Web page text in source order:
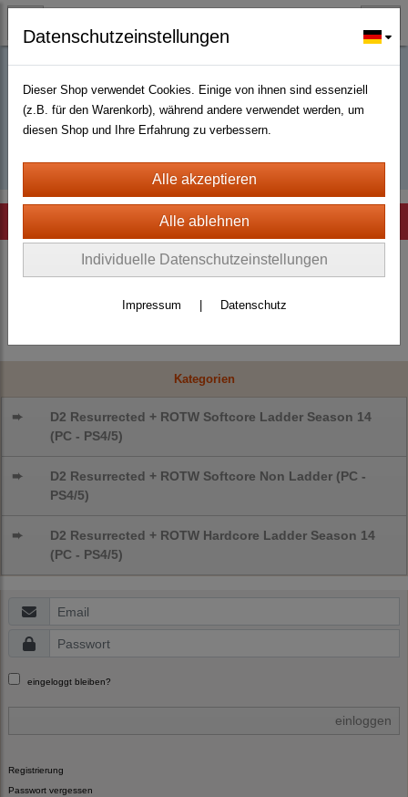
Buy D2R items | Diablo 2 Resurrected |
D2km
Kategorien
➨
D2 Resurrected + ROTW Softcore Ladder Season 14
(PC - PS4/5)
➨
D2 Resurrected + ROTW Softcore Non Ladder (PC -
PS4/5)
➨
D2 Resurrected + ROTW Hardcore Ladder Season 14
(PC - PS4/5)
eingeloggt bleiben?
einloggen
Registrierung
Passwort vergessen
Datenschutzeinstellungen
Dieser Shop verwendet Cookies. Einige von ihnen sind essenziell
(z.B. für den Warenkorb), während andere verwendet werden, um
diesen Shop und Ihre Erfahrung zu verbessern.
Individuelle Datenschutzeinstellungen
Impressum Datenschutz